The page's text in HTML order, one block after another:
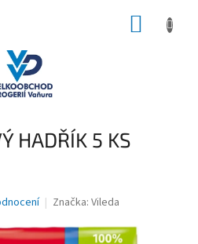
HADŘÍK 5 KS
Značka: Vileda